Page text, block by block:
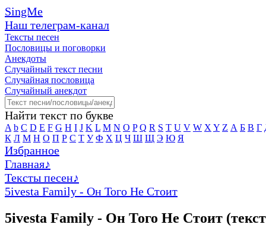
SingMe
Наш телеграм-канал
Тексты песен
Пословицы и поговорки
Анекдоты
Случайный текст песни
Случайная пословица
Случайный анекдот
Найти текст по букве
A b C D E F G H I J K L M N O P Q R S T U V W X Y Z А Б В Г
К Л М Н О П Р С Т У Ф Х Ц Ч Ш Щ Э Ю Я
Избранное
Главная♪
Тексты песен♪
5ivesta Family - Он Того Не Стоит
5ivesta Family - Он Того Не Стоит